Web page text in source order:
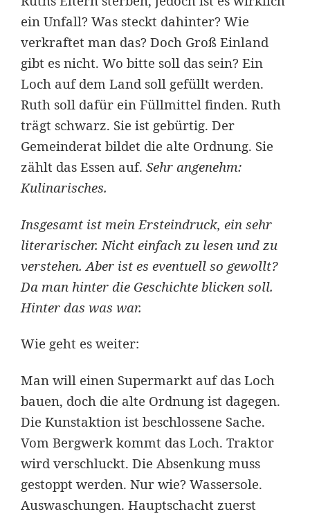
ein Unfall? Was steckt dahinter? Wie
verkraftet man das? Doch Groß Einland
gibt es nicht. Wo bitte soll das sein? Ein
Loch auf dem Land soll gefüllt werden.
Ruth soll dafür ein Füllmittel finden. Ruth
trägt schwarz. Sie ist gebürtig. Der
Gemeinderat bildet die alte Ordnung. Sie
zählt das Essen auf. Sehr angenehm:
Kulinarisches.
Insgesamt ist mein Ersteindruck, ein sehr
literarischer. Nicht einfach zu lesen und zu
verstehen. Aber ist es eventuell so gewollt?
Da man hinter die Geschichte blicken soll.
Hinter das was war.
Wie geht es weiter:
Man will einen Supermarkt auf das Loch
bauen, doch die alte Ordnung ist dagegen.
Die Kunstaktion ist beschlossene Sache.
Vom Bergwerk kommt das Loch. Traktor
wird verschluckt. Die Absenkung muss
gestoppt werden. Nur wie? Wassersole.
Auswaschungen. Hauptschacht zuerst